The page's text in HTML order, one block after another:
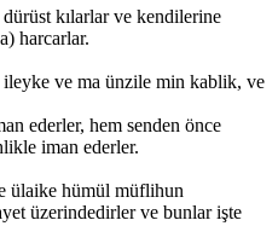
kılarlar ve kendilerine
harcarlar.
ve ma ünzile min kablik, ve
ederler, hem senden önce
iman ederler.
ülaike hümül müflihun
üzerindedirler ve bunlar işte